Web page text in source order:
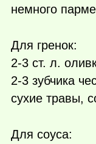
немного
Для гренок:
2-3 ст. л.
2-3 зубчика
сухие травы,
Для соуса: